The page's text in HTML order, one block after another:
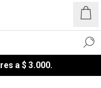
a $ 3.000.